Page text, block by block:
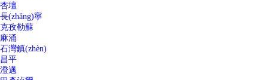
杏壇
長(zhǎng)寧
克孜勒蘇
麻涌
石灣鎮(zhèn)
昌平
澄邁